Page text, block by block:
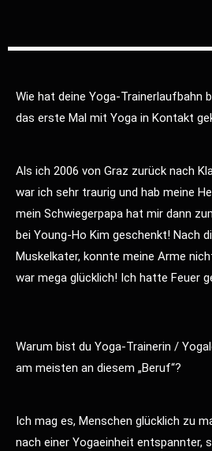
Wie hat deine Yoga-Trainerlaufbahn
das erste Mal mit Yoga in Kontakt
Als ich 2006 von Graz zurück nach
war ich sehr traurig und hab meine
mein Schwiegerpapa hat mir dann
bei Young-Ho Kim geschenkt! Nach
Muskelkater, konnte meine Arme
war mega glücklich! Ich hatte Feuer
Warum bist du Yoga-Trainerin /
am meisten an diesem „Beruf“?
Ich mag es, Menschen glücklich zu
nach einer Yogaeinheit entspannter,